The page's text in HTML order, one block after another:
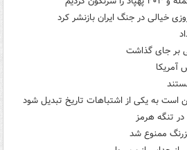
خیالی در جنگ ایران بازنشر کرد
آمریکا
است به یکی از اشتباهات تاریخ تبدیل شود
تنگه هرمز
ممنوع شد